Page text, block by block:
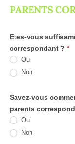
PARENTS
Etes-vous
correspondant ? *
Oui
Non
Savez-vous
parents
Oui
Non